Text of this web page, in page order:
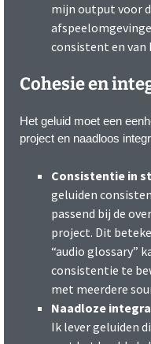
mijn output voor
consistent en
Cohesie en
Het geluid moet een
project en naadloos
Consistentie in
geluiden
passend bij de
project. Dit
“audio glossary”
consistentie te
met meerdere
Naadloze
Ik lever geluiden